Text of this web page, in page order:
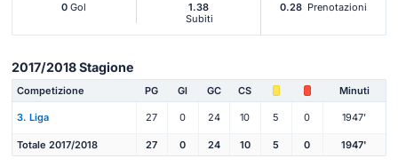
0 Gol
1.38
Subiti
0.28 Prenotazioni
2017/2018 Stagione
Competizione PG Gl GC CS Minuti
3. Liga 27 0 24 10 5 0 1947'
Totale 2017/2018 27 0 24 10 5 0 1947'